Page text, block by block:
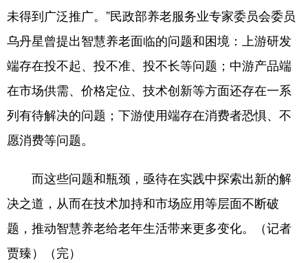
未得到广泛推广。”民政部养老服务业专家委员会委员
乌丹星曾提出智慧养老面临的问题和困境：上游研发
端存在投不起、投不准、投不长等问题；中游产品端
在市场供需、价格定位、技术创新等方面还存在一系
列有待解决的问题；下游使用端存在消费者恐惧、不
愿消费等问题。
而这些问题和瓶颈，亟待在实践中探索出新的解
决之道，从而在技术加持和市场应用等层面不断破
题，推动智慧养老给老年生活带来更多变化。（记者
贾臻）（完）